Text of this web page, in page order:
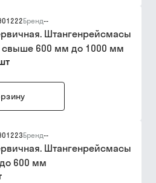
Бренд--
Штангенрейсмасы
свыше 600 мм до 1000 мм
Бренд--
Штангенрейсмасы
600 мм